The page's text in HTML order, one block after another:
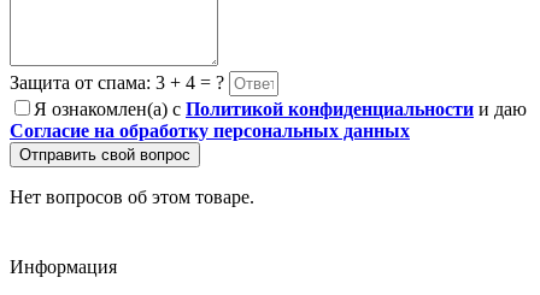
Защита от спама: 3 + 4 = ?
Я ознакомлен(а) с Политикой конфиденциальности и даю
Согласие на обработку персональных данных
Отправить свой вопрос
Нет вопросов об этом товаре.
Информация